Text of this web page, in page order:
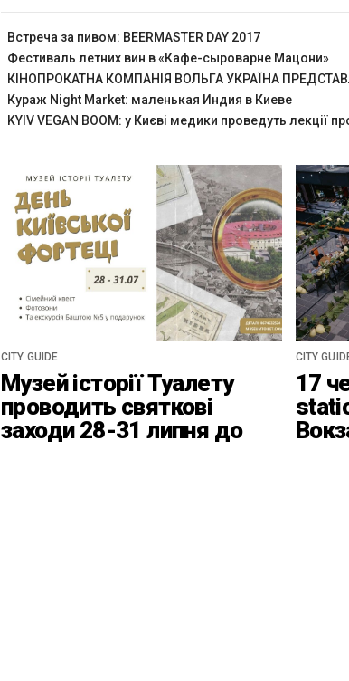
Встреча за пивом: BEERMASTER DAY 2017
Фестиваль летних вин в «Кафе-сыроварне Мацони»
КІНОПРОКАТНА КОМПАНІЯ ВОЛЬГА УКРАЇНА
Кураж Night Market: маленькая Индия в Киеве
KYIV VEGAN BOOM: у Києві медики проведуть лекції
CITY GUIDE
Музей історії Туалету
проводить святкові
заходи 28-31 липня до
CITY
17